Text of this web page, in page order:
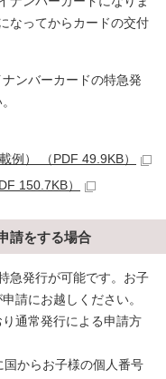
なってからカードの交付
ンバーカードの特急発
） （PDF 49.9KB）
150.7KB）
請をする場合
急発行が可能です。お子
請にお越しください。
通常発行による申請方
からお子様の個人番号